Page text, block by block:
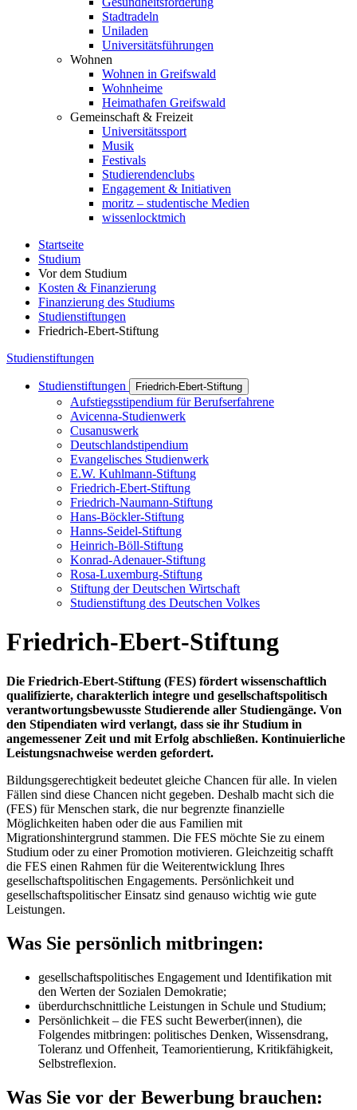
Stadtradeln
Uniladen
Universitätsführungen
Wohnen
Wohnen in Greifswald
Wohnheime
Heimathafen Greifswald
Gemeinschaft & Freizeit
Universitätssport
Musik
Festivals
Studierendenclubs
Engagement & Initiativen
moritz – studentische Medien
wissenlocktmich
Startseite
Studium
Vor dem Studium
Kosten & Finanzierung
Finanzierung des Studiums
Studienstiftungen
Friedrich-Ebert-Stiftung
Studienstiftungen
Studienstiftungen Friedrich-Ebert-Stiftung
Aufstiegsstipendium für Berufserfahrene
Avicenna-Studienwerk
Cusanuswerk
Deutschlandstipendium
Evangelisches Studienwerk
E.W. Kuhlmann-Stiftung
Friedrich-Ebert-Stiftung
Friedrich-Naumann-Stiftung
Hans-Böckler-Stiftung
Hanns-Seidel-Stiftung
Heinrich-Böll-Stiftung
Konrad-Adenauer-Stiftung
Rosa-Luxemburg-Stiftung
Stiftung der Deutschen Wirtschaft
Studienstiftung des Deutschen Volkes
Friedrich-Ebert-Stiftung
Die Friedrich-Ebert-Stiftung (FES) fördert wissenschaftlich
qualifizierte, charakterlich integre und gesellschaftspolitisch
verantwortungsbewusste Studierende aller Studiengänge. Von
den Stipendiaten wird verlangt, dass sie ihr Studium in
angemessener Zeit und mit Erfolg abschließen. Kontinuierliche
Leistungsnachweise werden gefordert.
Bildungsgerechtigkeit bedeutet gleiche Chancen für alle. In vielen
Fällen sind diese Chancen nicht gegeben. Deshalb macht sich die
(FES) für Menschen stark, die nur begrenzte finanzielle
Möglichkeiten haben oder die aus Familien mit
Migrationshintergrund stammen. Die FES möchte Sie zu einem
Studium oder zu einer Promotion motivieren. Gleichzeitig schafft
die FES einen Rahmen für die Weiterentwicklung Ihres
gesellschaftspolitischen Engagements. Persönlichkeit und
gesellschaftspolitischer Einsatz sind genauso wichtig wie gute
Leistungen.
Was Sie persönlich mitbringen:
gesellschaftspolitisches Engagement und Identifikation mit
den Werten der Sozialen Demokratie;
überdurchschnittliche Leistungen in Schule und Studium;
Persönlichkeit – die FES sucht Bewerber(innen), die
Folgendes mitbringen: politisches Denken, Wissensdrang,
Toleranz und Offenheit, Teamorientierung, Kritikfähigkeit,
Selbstreflexion.
Was Sie vor der Bewerbung brauchen: